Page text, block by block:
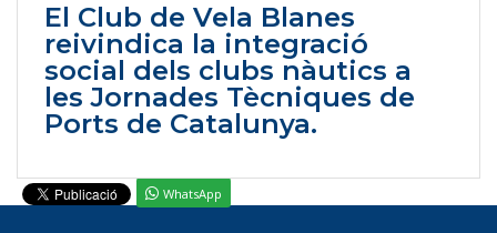
El Club de Vela Blanes
reivindica la integració
social dels clubs nàutics a
les Jornades Tècniques de
Ports de Catalunya.
WhatsApp